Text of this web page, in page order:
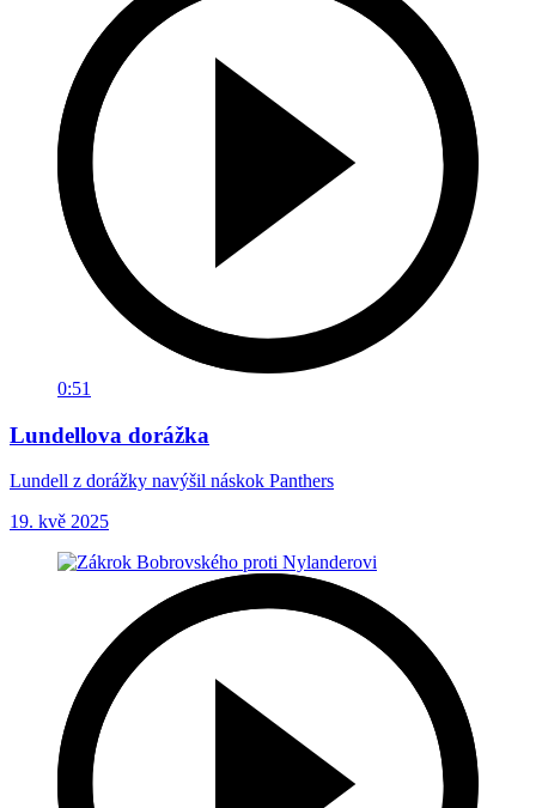
0:51
Lundellova dorážka
Lundell z dorážky navýšil náskok Panthers
19. kvě 2025